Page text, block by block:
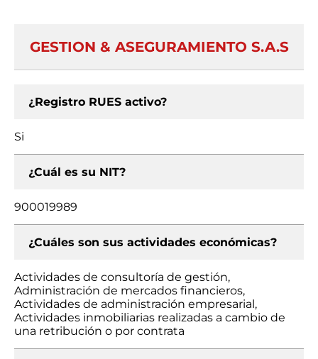
GESTION & ASEGURAMIENTO S.A.S
¿Registro RUES activo?
Si
¿Cuál es su NIT?
900019989
¿Cuáles son sus actividades económicas?
Actividades de consultoría de gestión,
Administración de mercados financieros,
Actividades de administración empresarial,
Actividades inmobiliarias realizadas a cambio de
una retribución o por contrata